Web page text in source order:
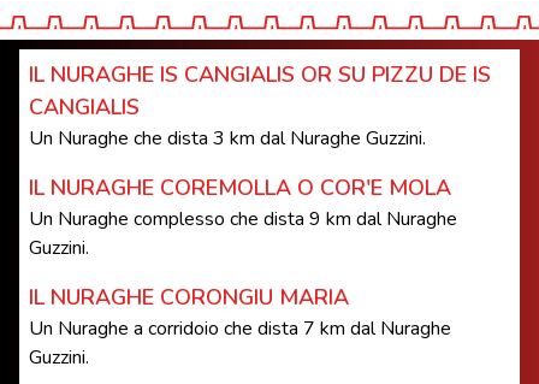
IL NURAGHE IS CANGIALIS OR SU PIZZU DE IS
CANGIALIS
Un Nuraghe che dista 3 km dal Nuraghe Guzzini.
IL NURAGHE COREMOLLA O COR'E MOLA
Un Nuraghe complesso che dista 9 km dal Nuraghe
Guzzini.
IL NURAGHE CORONGIU MARIA
Un Nuraghe a corridoio che dista 7 km dal Nuraghe
Guzzini.